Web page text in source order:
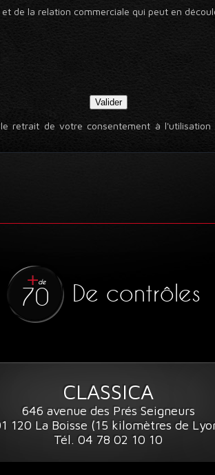
de la relation commerciale qui peut en
retrait de votre consentement à
de
70 De contrôles
CLASSICA
646 avenue des Prés Seigneurs
120 La Boisse (15 kilomètres de
Tél. 04 78 02 10 10